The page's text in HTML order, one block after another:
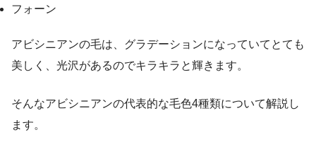
フォーン
アビシニアンの毛は、グラデーションになっていてとても
美しく、光沢があるのでキラキラと輝きます。
そんなアビシニアンの代表的な毛色4種類について解説し
ます。